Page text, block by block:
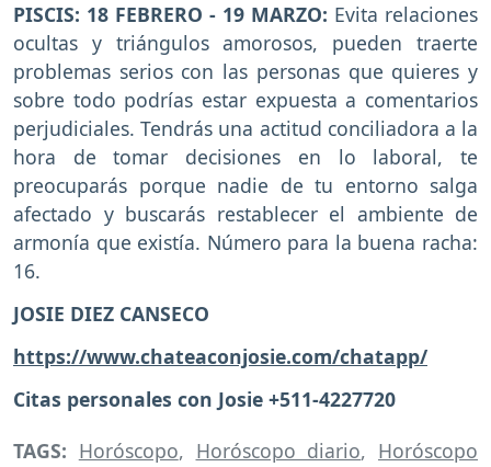
PISCIS: 18 FEBRERO - 19 MARZO: Evita relaciones
ocultas y triángulos amorosos, pueden traerte
problemas serios con las personas que quieres y
sobre todo podrías estar expuesta a comentarios
perjudiciales. Tendrás una actitud conciliadora a la
hora de tomar decisiones en lo laboral, te
preocuparás porque nadie de tu entorno salga
afectado y buscarás restablecer el ambiente de
armonía que existía. Número para la buena racha:
16.
JOSIE DIEZ CANSECO
https://www.chateaconjosie.com/chatapp/
Citas personales con Josie +511-4227720
TAGS: Horóscopo, Horóscopo diario, Horóscopo